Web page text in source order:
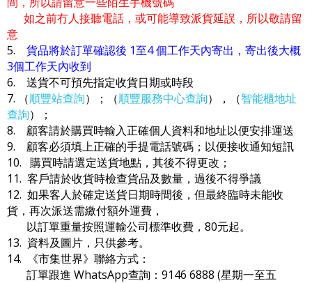
如之前冇人接聽電話，或可能導致派貨延誤，所以敬請留
意
5. 貨品將於訂單確認後 1至4 個工作天內寄出，寄出後大概
3個工作天內收到
6. 送貨不可預先指定收貨日期或時段
7. （順豐站查詢）；（順豐服務中心查詢），（智能櫃地址
查詢）；
8. 顧客請於購買時輸入正確個人資料和地址以便安排運送
9. 顧客必須填上正確的手提電話號碼；以便接收通知短訊
10. 購買時請選定送貨地點，其後不得更改；
11. 客戶請於收貨時檢查貨品及數量，過後不得爭議
12. 如果客人於確定送貨日期時間後，但最終臨時未能收
貨，再次派送需繳付額外運費，
以訂單重量按照運輸公司標準收費，80元起。
13. 資料及圖片，只供參考。
14. 《市集世界》聯絡方式：
訂單跟進 WhatsApp查詢：9146 6888 (星期一至五